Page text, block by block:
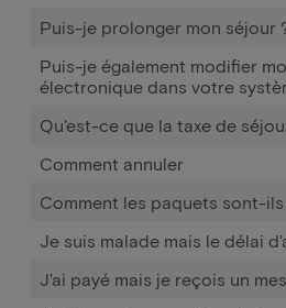
Puis-je prolonger mon séjour
Puis-je également modifier
électronique dans votre
Qu'est-ce que la taxe de
Comment annuler
Comment les paquets sont-
Je suis malade mais le délai
J'ai payé mais je reçois un